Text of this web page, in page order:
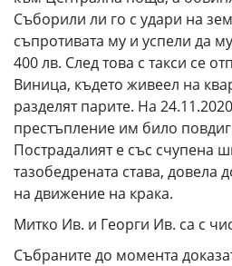
Съборили ли го с удари на
съпротивата му и успели да
400 лв. След това с такси се
Виница, където живеел на
разделят парите. На
престъпление им било
Пострадалият е със счупена
тазобедрената става, довела
на движение на крака.
Митко Ив. и Георги Ив. са с
Събраните до момента